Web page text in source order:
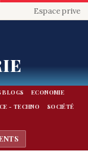
Espace prive
BLOGS
ECONOMIE
- TECHNO
SOCIÉTÉ